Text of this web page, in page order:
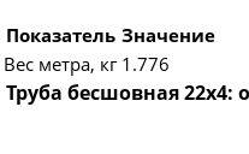
Труба бесшовная 127
Труба бесшовная 133
Показатель Значение
Вес метра, кг 1.776
Труба бесшовная 22х4: